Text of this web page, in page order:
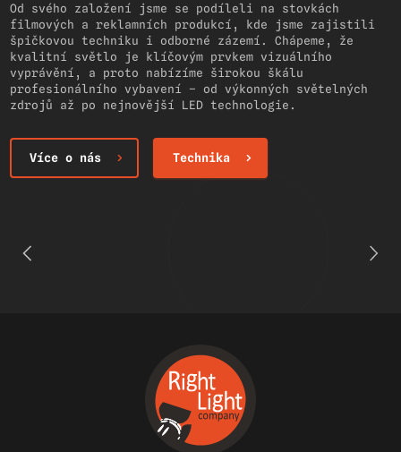
Od svého založení jsme se podíleli na stovkách
filmových a reklamních produkcí, kde jsme zajistili
špičkovou techniku i odborné zázemí. Chápeme, že
kvalitní světlo je klíčovým prvkem vizuálního
vyprávění, a proto nabízíme širokou škálu
profesionálního vybavení – od výkonných světelných
zdrojů až po nejnovější LED technologie.
Více o nás Technika